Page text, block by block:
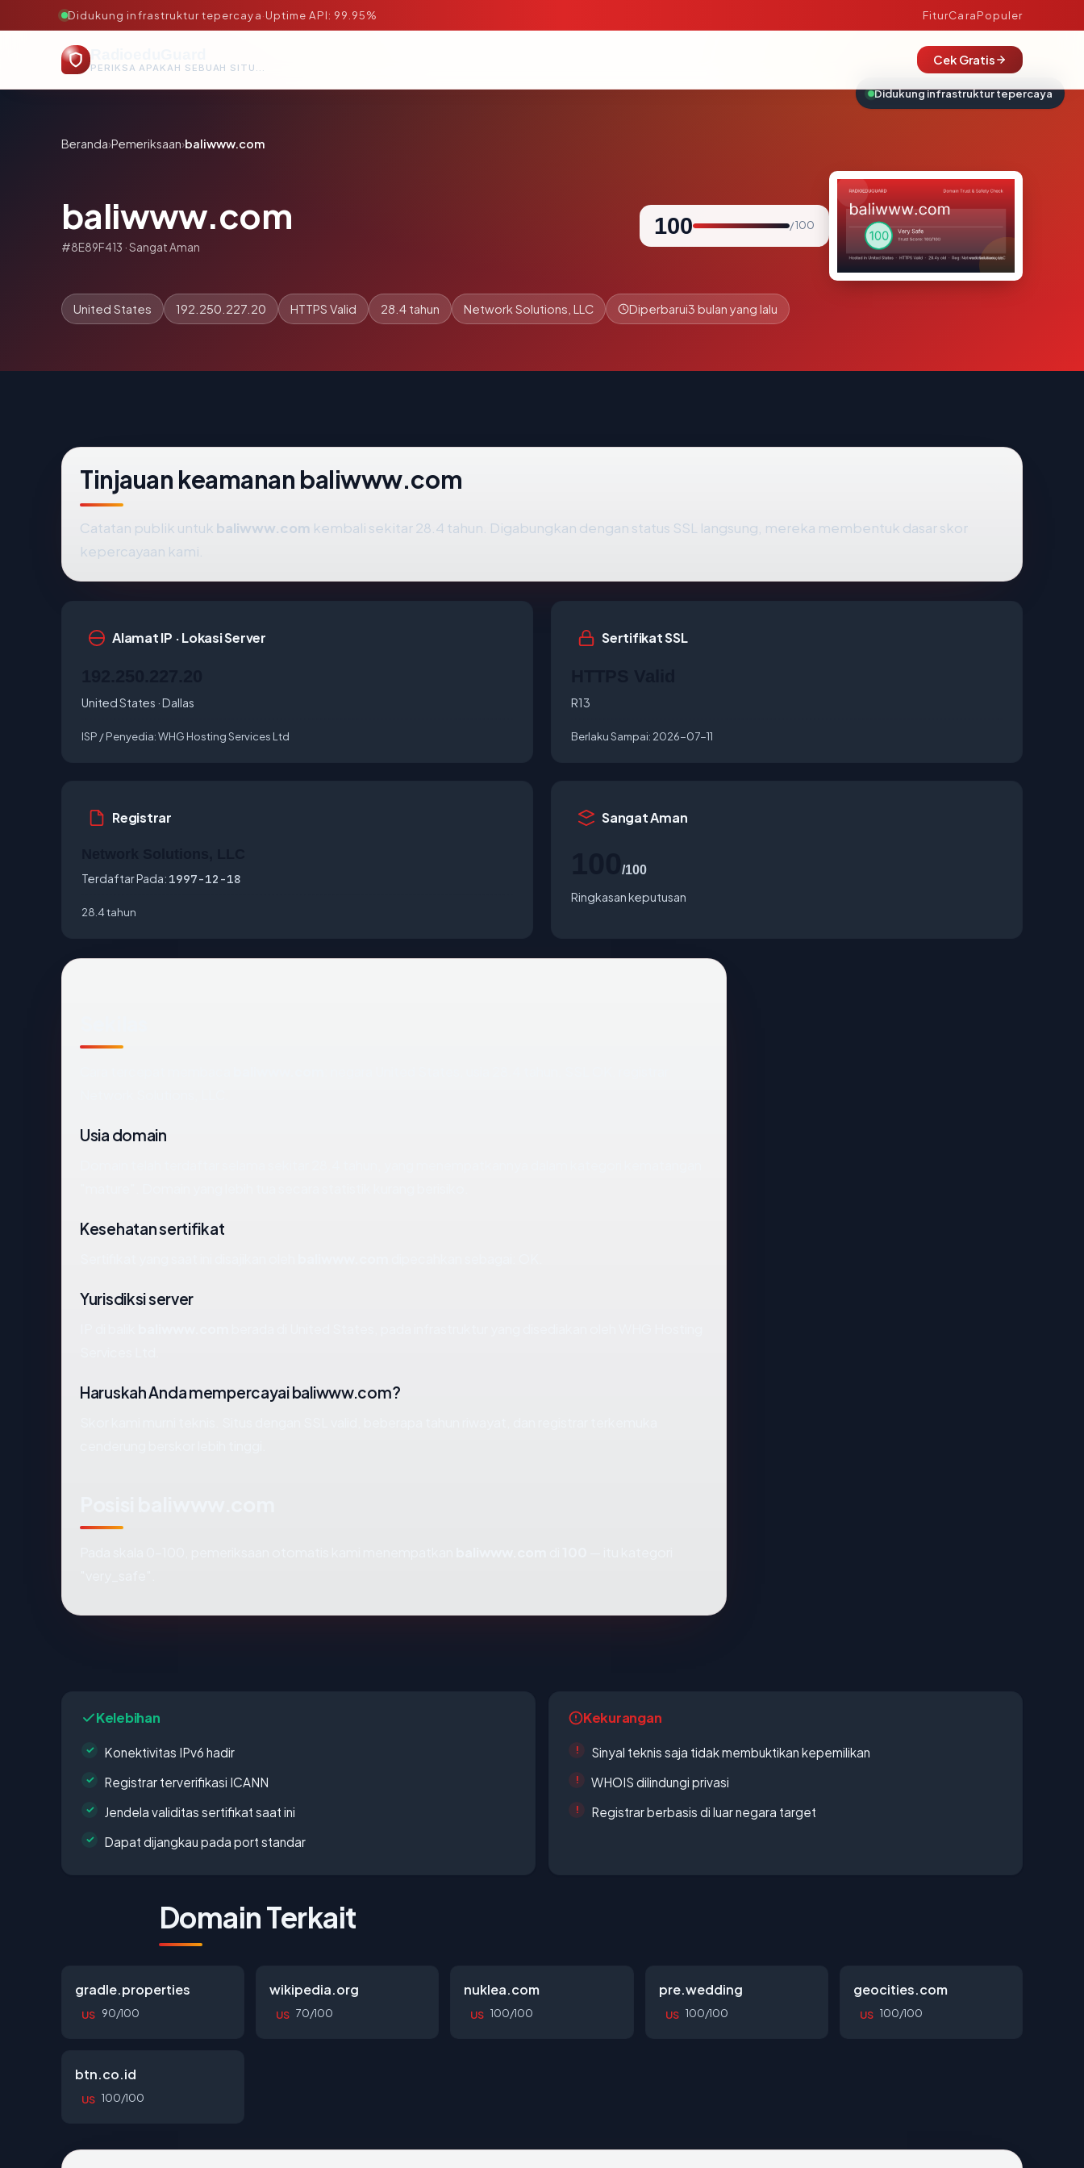
Didukung infrastruktur tepercaya·Uptime API: 99.95% FiturCaraPopuler
PERIKSA APAKAH SEBUAH SITUS AMAN, TEPERCAYA, DAN TERVERIFIKASI DALAM HITUNGAN DETIK.
Cek Gratis
Beranda›Pemeriksaan›baliwww.com
baliwww.com
#8E89F413 · Sangat Aman
100 / 100
United States 192.250.227.20 HTTPS Valid 28.4 tahun Network Solutions, LLC Diperbarui3 bulan yang lalu
Tinjauan keamanan baliwww.com
Catatan publik untuk baliwww.com kembali sekitar 28.4 tahun. Digabungkan dengan status SSL langsung, mereka membentuk dasar skor
kepercayaan kami.
Alamat IP · Lokasi Server
United States · Dallas
ISP / Penyedia:WHG Hosting Services Ltd
Sertifikat SSL
R13
Berlaku Sampai: 2026-07-11
Registrar
Terdaftar Pada: 1997-12-18
28.4 tahun
Sangat Aman
/100
Ringkasan keputusan
Usia domain
Kesehatan sertifikat
Yurisdiksi server
Haruskah Anda mempercayai baliwww.com?
Kelebihan
Konektivitas IPv6 hadir
Registrar terverifikasi ICANN
Jendela validitas sertifikat saat ini
Dapat dijangkau pada port standar
Kekurangan
Sinyal teknis saja tidak membuktikan kepemilikan
WHOIS dilindungi privasi
Registrar berbasis di luar negara target
Domain Terkait
gradle.properties
US 90/100
wikipedia.org
US 70/100
nuklea.com
US 100/100
pre.wedding
US 100/100
geocities.com
US 100/100
btn.co.id
US 100/100
Didukung infrastruktur tepercaya